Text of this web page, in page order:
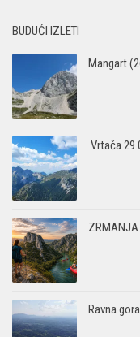
BUDUĆI IZLETI
Mangart
Vrtača
ZRMANJA
Ravna